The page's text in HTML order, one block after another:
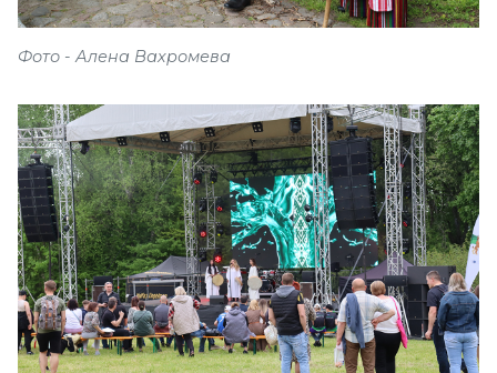
Фото - Алена Вахромева